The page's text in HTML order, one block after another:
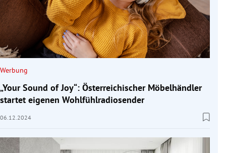
Werbung
„Your Sound of Joy“: Österreichischer Möbelhändler
startet eigenen Wohlfühlradiosender
06.12.2024